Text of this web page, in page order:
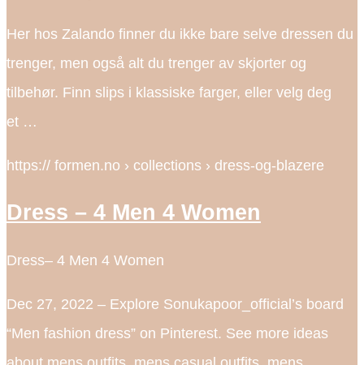
Her hos Zalando finner du ikke bare selve dressen du
trenger, men også alt du trenger av skjorter og
tilbehør. Finn slips i klassiske farger, eller velg deg
et …
https:// formen.no › collections › dress-og-blazere
Dress – 4 Men 4 Women
Dress– 4 Men 4 Women
Dec 27, 2022 – Explore Sonukapoor_official’s board
“Men fashion dress” on Pinterest. See more ideas